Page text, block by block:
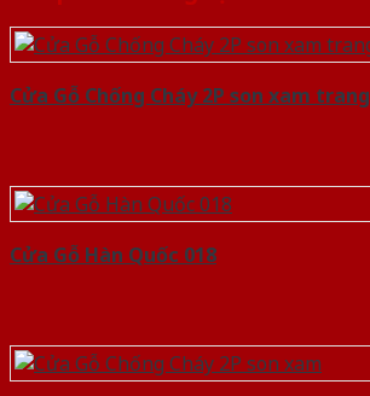
Cửa Gỗ Chống Cháy 2P son xam trang
Cửa Gỗ Hàn Quốc 018